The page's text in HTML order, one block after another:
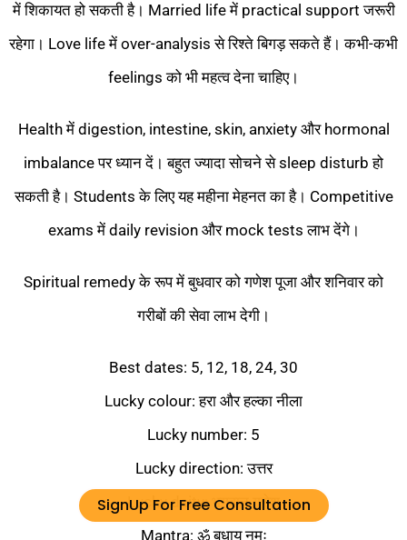
में शिकायत हो सकती है। Married life में practical support जरूरी
रहेगा। Love life में over-analysis से रिश्ते बिगड़ सकते हैं। कभी-कभी
feelings को भी महत्व देना चाहिए।
Health में digestion, intestine, skin, anxiety और hormonal
imbalance पर ध्यान दें। बहुत ज्यादा सोचने से sleep disturb हो
सकती है। Students के लिए यह महीना मेहनत का है। Competitive
exams में daily revision और mock tests लाभ देंगे।
Spiritual remedy के रूप में बुधवार को गणेश पूजा और शनिवार को
गरीबों की सेवा लाभ देगी।
Best dates: 5, 12, 18, 24, 30
Lucky colour: हरा और हल्का नीला
Lucky number: 5
Lucky direction: उत्तर
Lucky deity: भगवान गणेश
Mantra: ॐ बुधाय नमः
SignUp For Free Consultation